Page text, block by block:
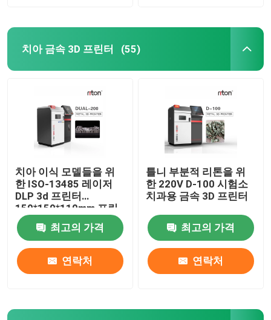
치아 금속 3D 프린터 (55)
치아 이식 모델들을 위
한 ISO-13485 레이저
DLP 3d 프린터
150*150*110mm 프린
팅 사이즈
최고의 가격
연락처
틀니 부분적 리톤을 위
한 220V D-100 시험소
치과용 금속 3D 프린터
최고의 가격
연락처